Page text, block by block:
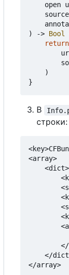
open
)
-> Bool
return
)
}
В
строки:
<array>
    <dict>
</